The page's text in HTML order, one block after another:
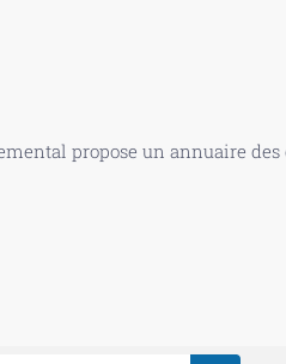
propose un annuaire